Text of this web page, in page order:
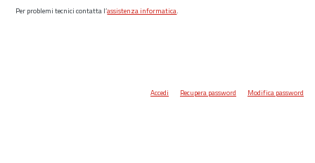
Per problemi tecnici contatta l’assistenza informatica.
Accedi Recupera password Modifica password